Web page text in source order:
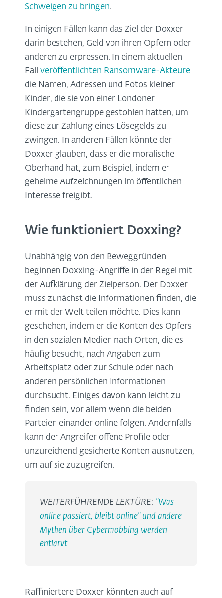
Schweigen zu bringen.
In einigen Fällen kann das Ziel der Doxxer
darin bestehen, Geld von ihren Opfern oder
anderen zu erpressen. In einem aktuellen
Fall veröffentlichten Ransomware-Akteure
die Namen, Adressen und Fotos kleiner
Kinder, die sie von einer Londoner
Kindergartengruppe gestohlen hatten, um
diese zur Zahlung eines Lösegelds zu
zwingen. In anderen Fällen könnte der
Doxxer glauben, dass er die moralische
Oberhand hat, zum Beispiel, indem er
geheime Aufzeichnungen im öffentlichen
Interesse freigibt.
Wie funktioniert Doxxing?
Unabhängig von den Beweggründen
beginnen Doxxing-Angriffe in der Regel mit
der Aufklärung der Zielperson. Der Doxxer
muss zunächst die Informationen finden, die
er mit der Welt teilen möchte. Dies kann
geschehen, indem er die Konten des Opfers
in den sozialen Medien nach Orten, die es
häufig besucht, nach Angaben zum
Arbeitsplatz oder zur Schule oder nach
anderen persönlichen Informationen
durchsucht. Einiges davon kann leicht zu
finden sein, vor allem wenn die beiden
Parteien einander online folgen. Andernfalls
kann der Angreifer offene Profile oder
unzureichend gesicherte Konten ausnutzen,
um auf sie zuzugreifen.
WEITERFÜHRENDE LEKTÜRE: "Was
online passiert, bleibt online" und andere
Mythen über Cybermobbing werden
entlarvt
Raffiniertere Doxxer könnten auch auf